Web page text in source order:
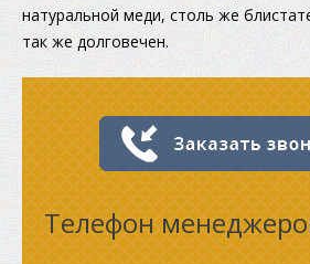
натуральной меди, столь же
так же долговечен.
Телефон